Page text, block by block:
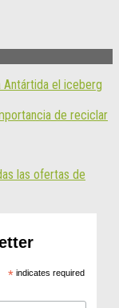
el iceberg
de reciclar
las ofertas de
*indicates required